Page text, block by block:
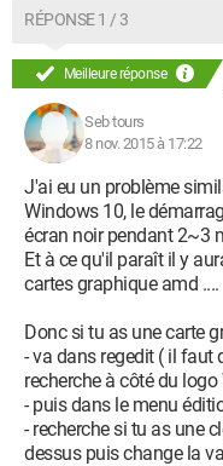
RÉPONSE 1 / 3
Meilleure réponse
Seb tours
8 nov. 2015 à 17:22
J'ai eu un problème
Windows 10, le
écran noir pendant 2~3
Et à ce qu'il paraît il y
cartes graphique amd ....
Donc si tu as une carte
- va dans regedit ( il faut
recherche à côté du
- puis dans le menu
- recherche si tu as une
dessus puis change la